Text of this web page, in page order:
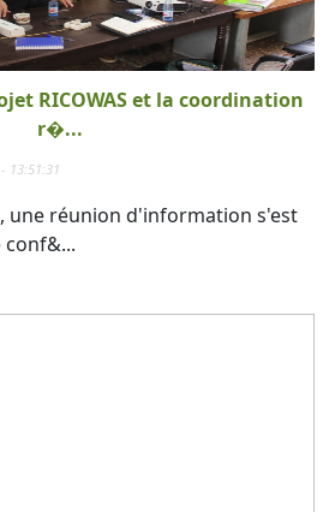
RICOWAS et la coordination
r�...
13:51:31
une réunion d'information s'est
conf&...